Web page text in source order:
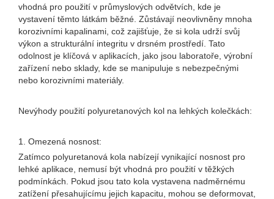
vhodná pro použití v průmyslových odvětvích, kde je
vystavení těmto látkám běžné. Zůstávají neovlivněny mnoha
korozivními kapalinami, což zajišťuje, že si kola udrží svůj
výkon a strukturální integritu v drsném prostředí. Tato
odolnost je klíčová v aplikacích, jako jsou laboratoře, výrobní
zařízení nebo sklady, kde se manipuluje s nebezpečnými
nebo korozivními materiály.
Nevýhody použití polyuretanových kol na lehkých kolečkách:
1. Omezená nosnost:
Zatímco polyuretanová kola nabízejí vynikající nosnost pro
lehké aplikace, nemusí být vhodná pro použití v těžkých
podmínkách. Pokud jsou tato kola vystavena nadměrnému
zatížení přesahujícímu jejich kapacitu, mohou se deformovat,